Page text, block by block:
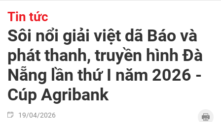
Tin tức
Sôi nổi giải việt dã Báo và
phát thanh, truyền hình Đà
Nẵng lần thứ I năm 2026 -
Cúp Agribank
19/04/2026